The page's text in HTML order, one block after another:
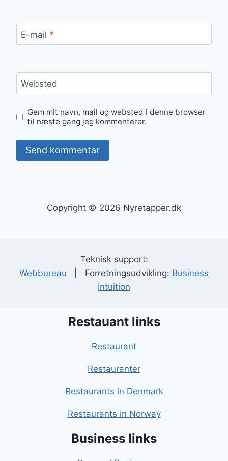
E-mail *
Websted
Gem mit navn, mail og websted i denne browser
til næste gang jeg kommenterer.
Copyright © 2026 Nyretapper.dk
Teknisk support:
Webbureau | Forretningsudvikling: Business
Intuition
Restauant links
Restaurant
Restauranter
Restaurants in Denmark
Restaurants in Norway
Business links